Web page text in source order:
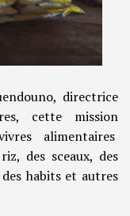
directrice
cette mission
alimentaires
des sceaux, des
des habits et autres